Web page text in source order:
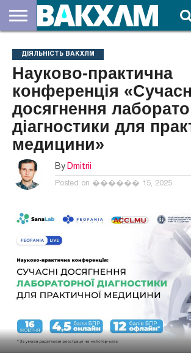
НАС
ВНЕСКИ
ДОКУМЕНТИ
НОВИНИ
КОНТАКТИ
ДІЯЛЬНІСТЬ ВАКХЛМ
Науково-практична
конференція
досягнення
діагностики для
медицини»
By Dmitrii
Posted on ������ 15, 2025